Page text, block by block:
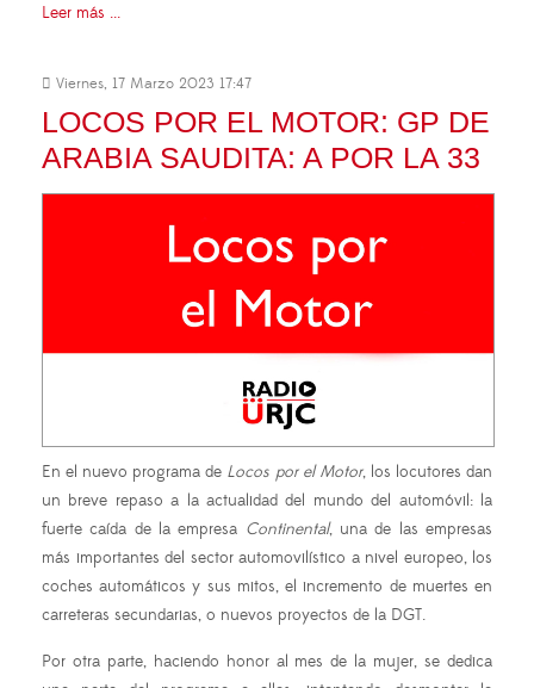
Leer más ...
Viernes, 17 Marzo 2023 17:47
LOCOS POR EL MOTOR: GP DE
ARABIA SAUDITA: A POR LA 33
En el nuevo programa de Locos por el Motor, los locutores dan
un breve repaso a la actualidad del mundo del automóvil: la
fuerte caída de la empresa Continental, una de las empresas
más importantes del sector automovilístico a nivel europeo, los
coches automáticos y sus mitos, el incremento de muertes en
carreteras secundarias, o nuevos proyectos de la DGT.
Por otra parte, haciendo honor al mes de la mujer, se dedica